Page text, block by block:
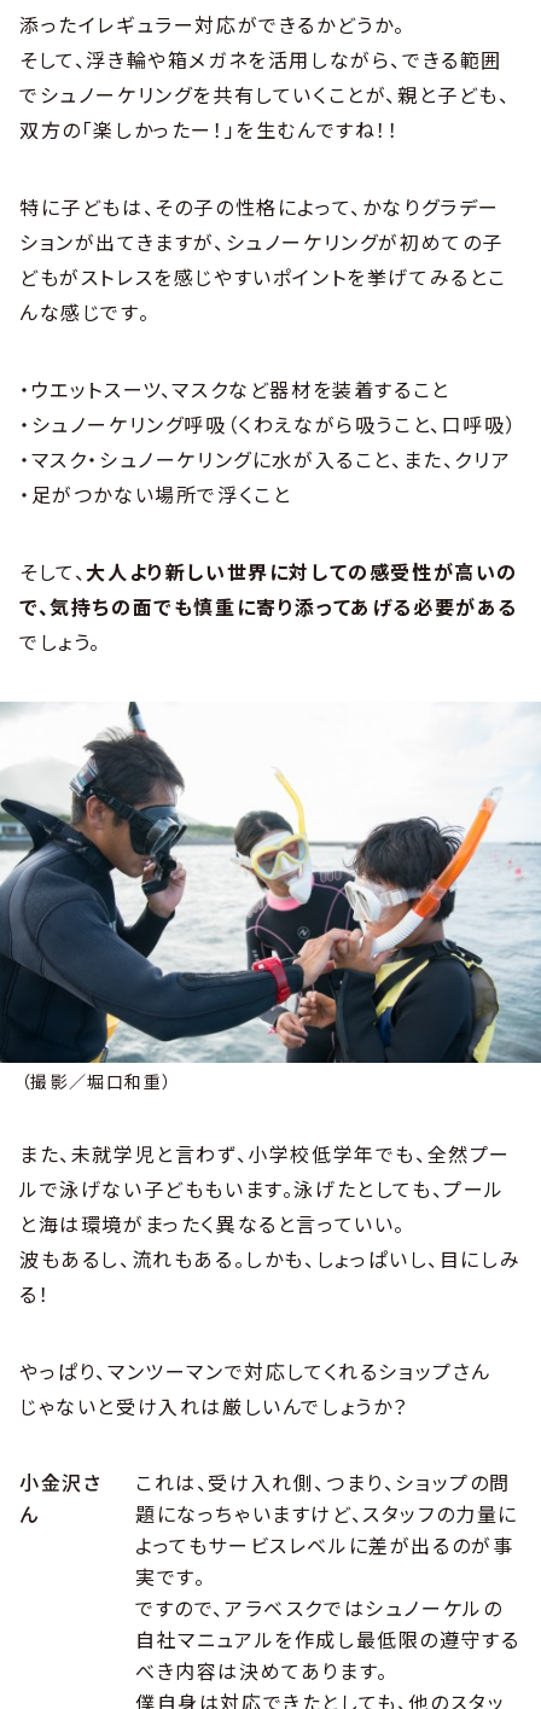
添ったイレギュラー対応ができるかどうか。
そして、浮き輪や箱メガネを活用しながら、できる範囲
でシュノーケリングを共有していくことが、親と子ども、
双方の「楽しかったー！」を生むんですね！！
特に子どもは、その子の性格によって、かなりグラデー
ションが出てきますが、シュノーケリングが初めての子
どもがストレスを感じやすいポイントを挙げてみるとこ
んな感じです。
・ウエットスーツ、マスクなど器材を装着すること
・シュノーケリング呼吸（くわえながら吸うこと、口呼吸）
・マスク・シュノーケリングに水が入ること、また、クリア
・足がつかない場所で浮くこと
そして、大人より新しい世界に対しての感受性が高いの
で、気持ちの面でも慎重に寄り添ってあげる必要がある
でしょう。
（撮影／堀口和重）
また、未就学児と言わず、小学校低学年でも、全然プー
ルで泳げない子どももいます。泳げたとしても、プール
と海は環境がまったく異なると言っていい。
波もあるし、流れもある。しかも、しょっぱいし、目にしみ
る！
やっぱり、マンツーマンで対応してくれるショップさん
じゃないと受け入れは厳しいんでしょうか？
小金沢さ
ん
これは、受け入れ側、つまり、ショップの問
題になっちゃいますけど、スタッフの力量に
よってもサービスレベルに差が出るのが事
実です。
ですので、アラベスクではシュノーケルの
自社マニュアルを作成し最低限の遵守する
べき内容は決めてあります。
僕自身は対応できたとしても、他のスタッ